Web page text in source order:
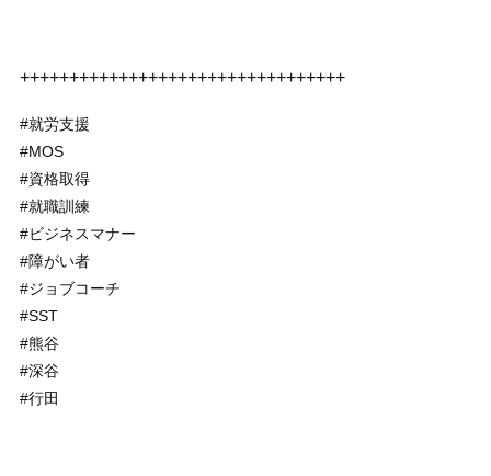
+++++++++++++++++++++++++++++++++
#就労支援
#MOS
#資格取得
#就職訓練
#ビジネスマナー
#障がい者
#ジョブコーチ
#SST
#熊谷
#深谷
#行田